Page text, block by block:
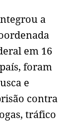
a
em 16
foram
e
contra
tráfico